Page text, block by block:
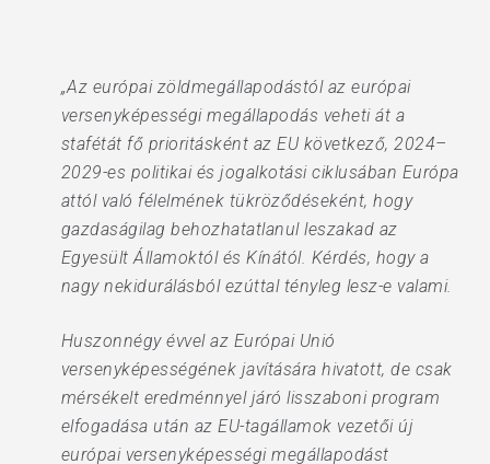
„Az európai zöldmegállapodástól az európai
versenyképességi megállapodás veheti át a
stafétát fő prioritásként az EU következő, 2024–
2029-es politikai és jogalkotási ciklusában Európa
attól való félelmének tükröződéseként, hogy
gazdaságilag behozhatatlanul leszakad az
Egyesült Államoktól és Kínától. Kérdés, hogy a
nagy nekidurálásból ezúttal tényleg lesz-e valami.
Huszonnégy évvel az Európai Unió
versenyképességének javítására hivatott, de csak
mérsékelt eredménnyel járó lisszaboni program
elfogadása után az EU-tagállamok vezetői új
európai versenyképességi megállapodást